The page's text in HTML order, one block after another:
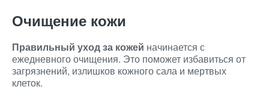
Очищение кожи
Правильный уход за кожей начинается с
ежедневного очищения. Это поможет избавиться от
загрязнений, излишков кожного сала и мертвых
клеток.